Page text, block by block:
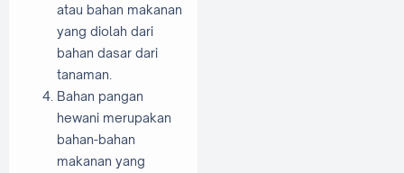
atau bahan makanan
yang diolah dari
bahan dasar dari
tanaman.
Bahan pangan
hewani merupakan
bahan-bahan
makanan yang